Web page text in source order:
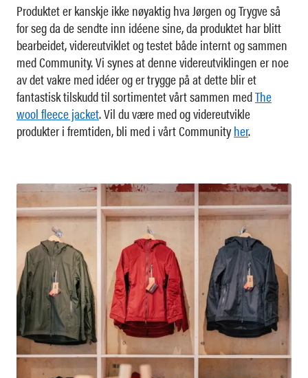
Produktet er kanskje ikke nøyaktig hva Jørgen og Trygve så
for seg da de sendte inn idéene sine, da produktet har blitt
bearbeidet, videreutviklet og testet både internt og sammen
med Community. Vi synes at denne videreutviklingen er noe
av det vakre med idéer og er trygge på at dette blir et
fantastisk tilskudd til sortimentet vårt sammen medThe
wool fleece jacket. Vil du være med og videreutvikle
produkter i fremtiden, bli med i vårt Communityher.